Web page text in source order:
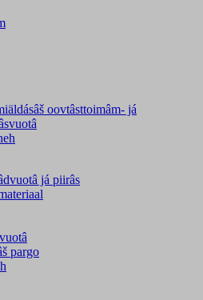
oovtâsttoimâm- já
já piirâs
pargo